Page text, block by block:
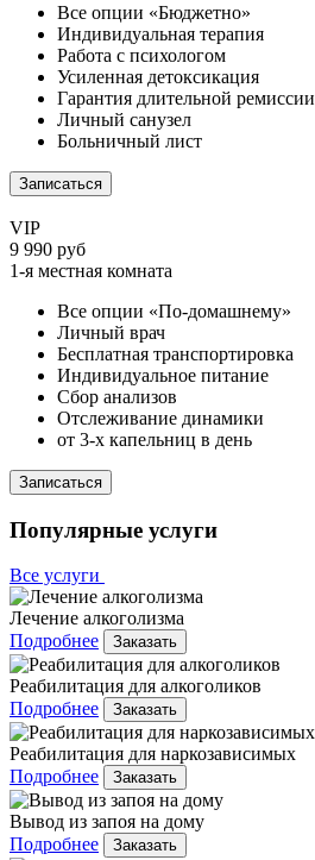
Все опции «Бюджетно»
Индивидуальная терапия
Работа с психологом
Усиленная детоксикация
Гарантия длительной ремиссии
Личный санузел
Больничный лист
Записаться
VIP
9 990 руб
1-я местная комната
Все опции «По-домашнему»
Личный врач
Бесплатная транспортировка
Индивидуальное питание
Сбор анализов
Отслеживание динамики
от 3-х капельниц в день
Записаться
Популярные услуги
Все услуги
Лечение алкоголизма
Подробнее
Заказать
Реабилитация для алкоголиков
Подробнее
Заказать
Реабилитация для наркозависимых
Подробнее
Заказать
Вывод из запоя на дому
Подробнее
Заказать